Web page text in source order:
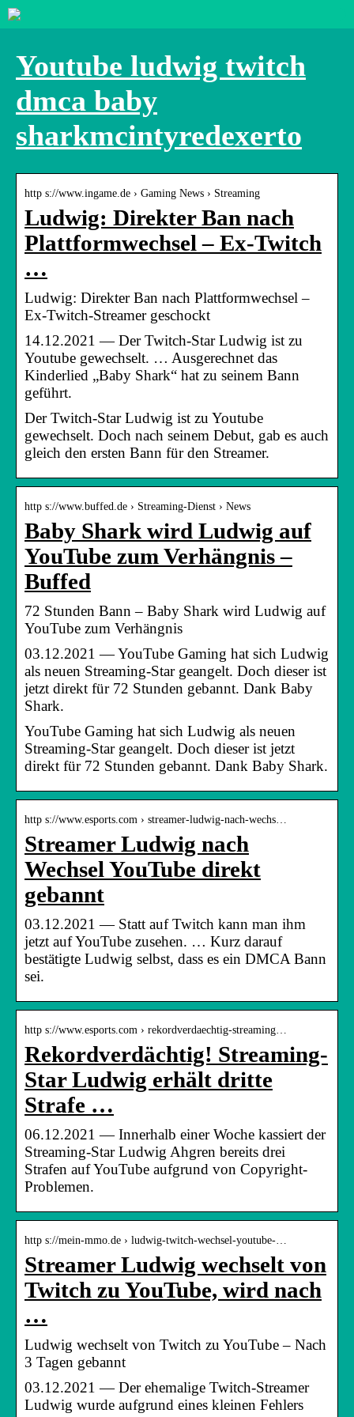
Youtube ludwig twitch
dmca baby
sharkmcintyredexerto
http s://www.ingame.de › Gaming News › Streaming
Ludwig: Direkter Ban nach
Plattformwechsel – Ex-Twitch
…
Ludwig: Direkter Ban nach Plattformwechsel –
Ex-Twitch-Streamer geschockt
14.12.2021 — Der Twitch-Star Ludwig ist zu
Youtube gewechselt. … Ausgerechnet das
Kinderlied „Baby Shark“ hat zu seinem Bann
geführt.
Der Twitch-Star Ludwig ist zu Youtube
gewechselt. Doch nach seinem Debut, gab es auch
gleich den ersten Bann für den Streamer.
http s://www.buffed.de › Streaming-Dienst › News
Baby Shark wird Ludwig auf
YouTube zum Verhängnis –
Buffed
72 Stunden Bann – Baby Shark wird Ludwig auf
YouTube zum Verhängnis
03.12.2021 — YouTube Gaming hat sich Ludwig
als neuen Streaming-Star geangelt. Doch dieser ist
jetzt direkt für 72 Stunden gebannt. Dank Baby
Shark.
YouTube Gaming hat sich Ludwig als neuen
Streaming-Star geangelt. Doch dieser ist jetzt
direkt für 72 Stunden gebannt. Dank Baby Shark.
http s://www.esports.com › streamer-ludwig-nach-wechs…
Streamer Ludwig nach
Wechsel YouTube direkt
gebannt
03.12.2021 — Statt auf Twitch kann man ihm
jetzt auf YouTube zusehen. … Kurz darauf
bestätigte Ludwig selbst, dass es ein DMCA Bann
sei.
http s://www.esports.com › rekordverdaechtig-streaming…
Rekordverdächtig! Streaming-
Star Ludwig erhält dritte
Strafe …
06.12.2021 — Innerhalb einer Woche kassiert der
Streaming-Star Ludwig Ahgren bereits drei
Strafen auf YouTube aufgrund von Copyright-
Problemen.
http s://mein-mmo.de › ludwig-twitch-wechsel-youtube-…
Streamer Ludwig wechselt von
Twitch zu YouTube, wird nach
…
Ludwig wechselt von Twitch zu YouTube – Nach
3 Tagen gebannt
03.12.2021 — Der ehemalige Twitch-Streamer
Ludwig wurde aufgrund eines kleinen Fehlers